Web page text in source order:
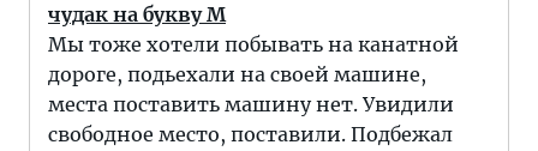
чудак на букву М
Мы тоже хотели побывать на канатной
дороге, подьехали на своей машине,
места поставить машину нет. Увидили
свободное место, поставили. Подбежал